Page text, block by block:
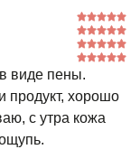
виде пены.
продукт, хорошо
с утра кожа